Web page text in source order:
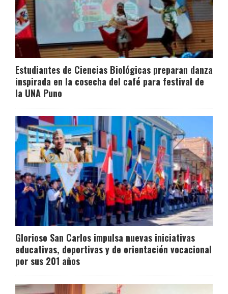
Estudiantes de Ciencias Biológicas preparan danza
inspirada en la cosecha del café para festival de
la UNA Puno
Glorioso San Carlos impulsa nuevas iniciativas
educativas, deportivas y de orientación vocacional
por sus 201 años